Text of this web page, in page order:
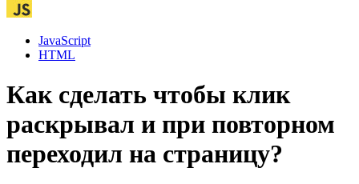
JavaScript
HTML
Как сделать чтобы клик
раскрывал и при повторном
переходил на страницу?